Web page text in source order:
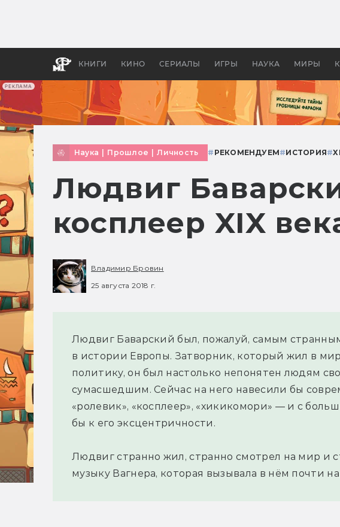
РЕКЛАМА
КНИГИ КИНО СЕРИАЛЫ ИГРЫ НАУКА МИРЫ
бы «Властелина
Наука Прошлое Личность # РЕКОМЕНДУЕМ#ИСТОРИЯ#
Людвиг
косплеер XIX
Владимир Бровин
25 августа 2018 г.
Людвиг Баварский был, пожалуй, самым
в истории Европы. Затворник, который жил в
политику, он был настолько непонятен людям
сумасшедшим. Сейчас на него навесили бы
«ролевик», «косплеер», «хикикомори» — и с
бы к его эксцентричности.
Людвиг странно жил, странно смотрел на мир и
музыку Вагнера, которая вызывала в нём почти